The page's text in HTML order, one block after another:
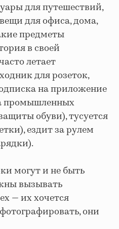
для путешествий,
для офиса, дома,
предметы
в своей
летает
для розеток,
на приложение
промышленных
обуви), тусуется
ездит за рулем
могут и не быть
вызывать
— их хочется
они